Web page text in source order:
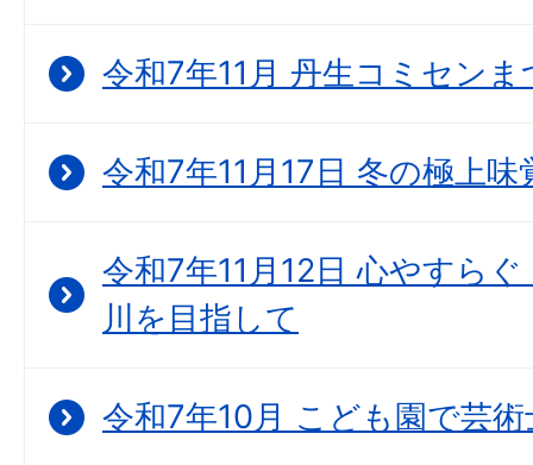
令和7年11月 丹生コミセン
令和7年11月17日 冬の極上
令和7年11月12日 心やすら
川を目指して
令和7年10月 こども園で芸